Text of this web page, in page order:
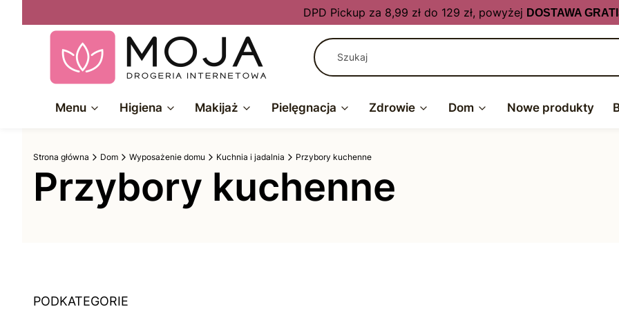
DPD Pickup za 8,99 zł do 129 zł, powyżej DOSTAWA
Menu Higiena Makijaż Pielęgnacja Zdrowie Dom Nowe produkty
Strona główna Dom Wyposażenie domu Kuchnia i jadalnia Przybory kuchenne
Przybory kuchenne
PODKATEGORIE